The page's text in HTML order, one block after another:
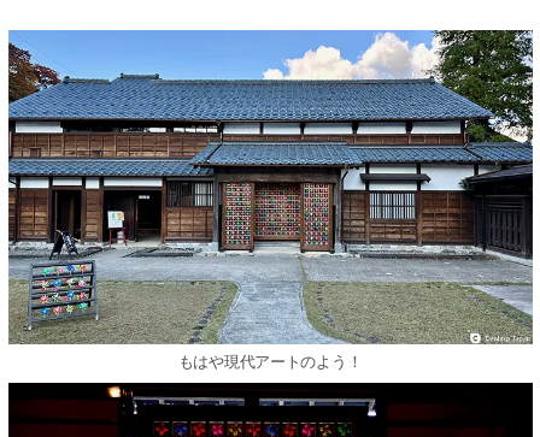
もはや現代アートのよう！